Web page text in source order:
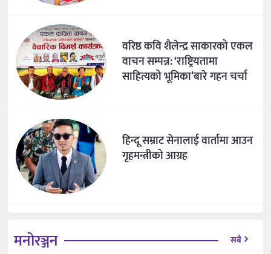
वरिष्ठ कवि शैलेन्द्र साकारको एकल
वाचन सम्पन्न: ‘राष्ट्रियतामा
साहित्यको भूमिका’बारे गहन चर्चा
हिन्दू सम्राट सेनालाई वार्तामा आउन
गृहमन्त्रीको आग्रह
मनोरञ्जन सबै